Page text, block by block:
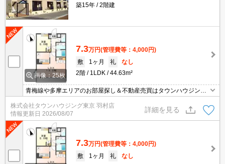
築15年
2階建
画像：25枚
7.3万円(管理費等：4,000円)
敷
1ヶ月 礼
なし
2階
1LDK 44.63m²
青梅線や多摩エリアのお部屋探し＆不動産売買はタウンハウジング
羽村店にお任せを！ご来店時無料駐車場ご用意あります！
株式会社タウンハウジング東京 羽村店
情報更新日 2026/08/07
詳細を見る
7.3万円(管理費等：4,000円)
敷
1ヶ月 礼
なし